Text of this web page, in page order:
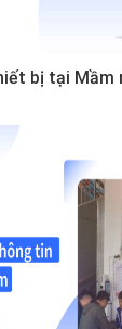
bị tại Mầm